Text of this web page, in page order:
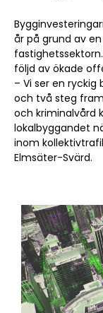
år på grund av
följd av ökade
– Vi ser en
och två steg
och kriminalvård
lokalbyggandet
inom
Elmsäter-Svärd.